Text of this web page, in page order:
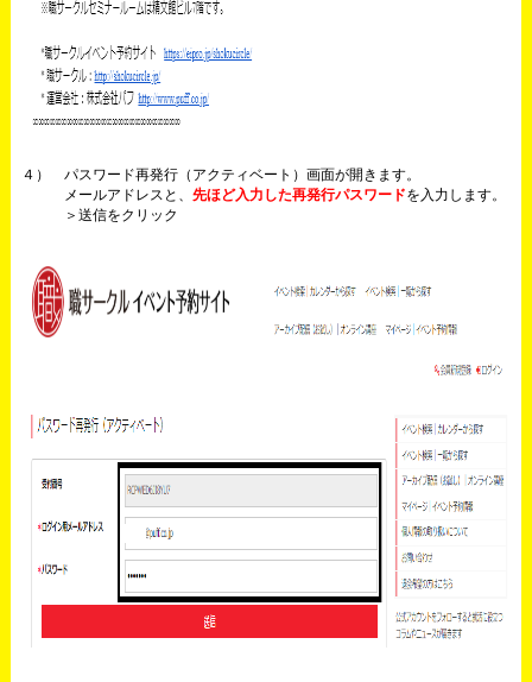
４） パスワード再発行（アクティベート）画面が開きます。
メールアドレスと、先ほど入力した再発行パスワードを入力します。
＞送信をクリック